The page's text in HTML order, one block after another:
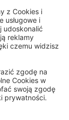
Bluzy z kapturem Russell
rabatu